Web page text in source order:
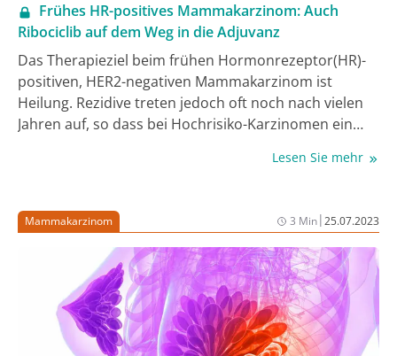
Frühes HR-positives Mammakarzinom: Auch
Ribociclib auf dem Weg in die Adjuvanz
Das Therapieziel beim frühen Hormonrezeptor(HR)-
positiven, HER2-negativen Mammakarzinom ist
Heilung. Rezidive treten jedoch oft noch nach vielen
Jahren auf, so dass bei Hochrisiko-Karzinomen ein
Strategien besteht. Nach Abemaciclib zeigte nun auch
Therapie (ET) signifikante Vorteile beim Überleben
ohne invasive Erkrankung (IDFS).
Lesen Sie mehr
Mammakarzinom 3 Min|25.07.2023